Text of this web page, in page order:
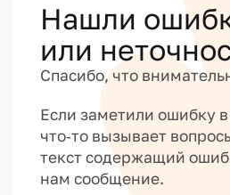
Нашли
или
Спасибо, что
Если заметили ошибку в
что‑то вызывает
текст содержащий
нам сообщение.